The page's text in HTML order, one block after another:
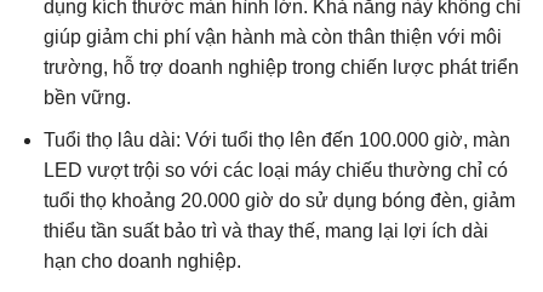
dụng kích thước màn hình lớn. Khả năng này không chỉ
giúp giảm chi phí vận hành mà còn thân thiện với môi
trường, hỗ trợ doanh nghiệp trong chiến lược phát triển
bền vững.
Tuổi thọ lâu dài: Với tuổi thọ lên đến 100.000 giờ, màn
LED vượt trội so với các loại máy chiếu thường chỉ có
tuổi thọ khoảng 20.000 giờ do sử dụng bóng đèn, giảm
thiểu tần suất bảo trì và thay thế, mang lại lợi ích dài
hạn cho doanh nghiệp.